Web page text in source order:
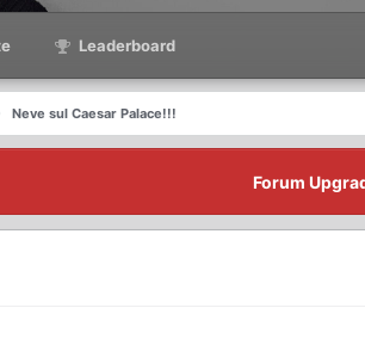
Leaderboard
Neve sul Caesar Palace!!!
Forum